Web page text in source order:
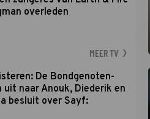
overleden
MEER TV
De Bondgenoten-
uit naar Anouk, Diederik en
besluit over Sayf: